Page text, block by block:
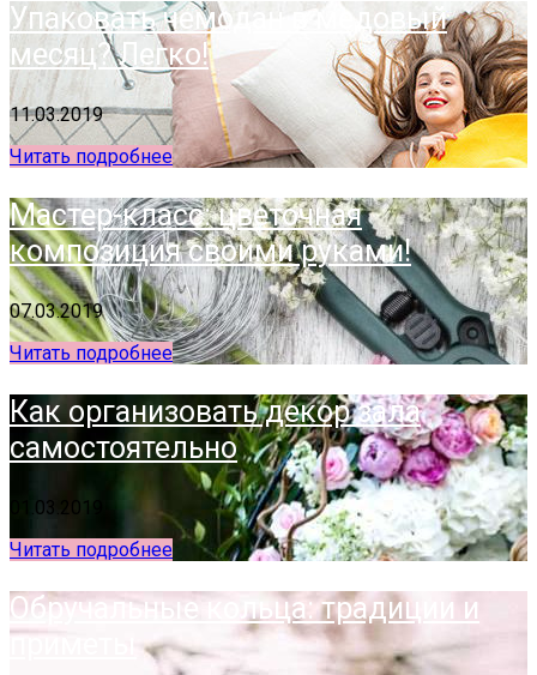
Упаковать чемодан в медовый
месяц? Легко!
11.03.2019
Читать подробнее
Мастер-класс: цветочная
композиция своими руками!
07.03.2019
Читать подробнее
Как организовать декор зала
самостоятельно
01.03.2019
Читать подробнее
Обручальные кольца: традиции и
приметы